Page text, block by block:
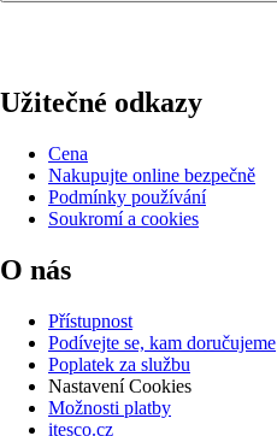
Užitečné odkazy
Cena
Nakupujte online bezpečně
Podmínky používání
Soukromí a cookies
O nás
Přístupnost
Podívejte se, kam doručujeme
Poplatek za službu
Nastavení Cookies
Možnosti platby
itesco.cz